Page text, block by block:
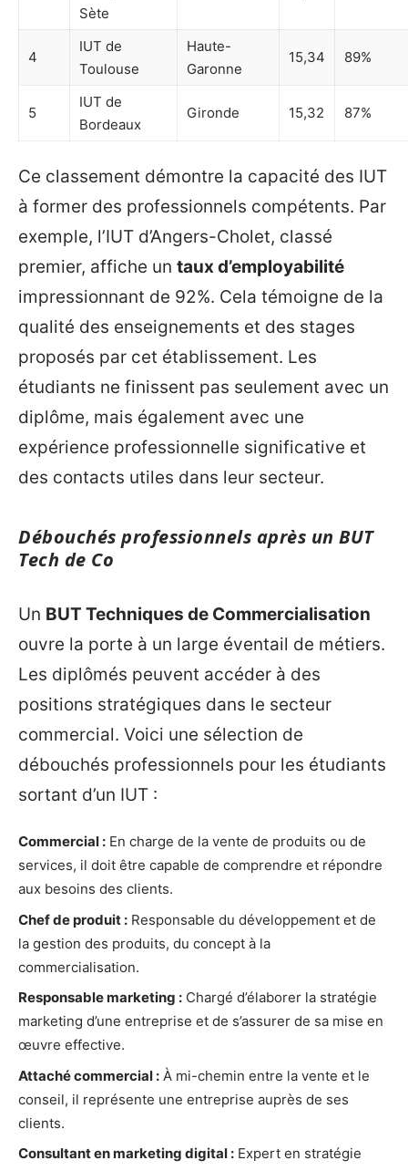
Sète
4
IUT de
Toulouse
Haute-
Garonne
15,34 89%
5
IUT de
Bordeaux
Gironde 15,32 87%
Ce classement démontre la capacité des IUT
à former des professionnels compétents. Par
exemple, l’IUT d’Angers-Cholet, classé
premier, affiche un taux d’employabilité
impressionnant de 92%. Cela témoigne de la
qualité des enseignements et des stages
proposés par cet établissement. Les
étudiants ne finissent pas seulement avec un
diplôme, mais également avec une
expérience professionnelle significative et
des contacts utiles dans leur secteur.
Débouchés professionnels après un BUT
Tech de Co
Un BUT Techniques de Commercialisation
ouvre la porte à un large éventail de métiers.
Les diplômés peuvent accéder à des
positions stratégiques dans le secteur
commercial. Voici une sélection de
débouchés professionnels pour les étudiants
sortant d’un IUT :
Commercial : En charge de la vente de produits ou de
services, il doit être capable de comprendre et répondre
aux besoins des clients.
Chef de produit : Responsable du développement et de
la gestion des produits, du concept à la
commercialisation.
Responsable marketing : Chargé d’élaborer la stratégie
marketing d’une entreprise et de s’assurer de sa mise en
œuvre effective.
Attaché commercial : À mi-chemin entre la vente et le
conseil, il représente une entreprise auprès de ses
clients.
Consultant en marketing digital : Expert en stratégie